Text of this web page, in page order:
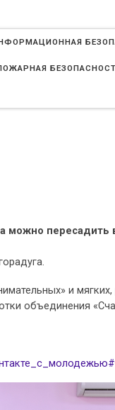
можно пересадить
и мягких,
объединения